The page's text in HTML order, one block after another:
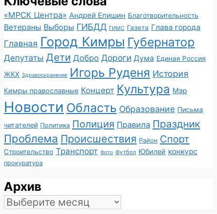
«МРСК Центра» Андрей Епишин Благотворительность
Ветераны Выборы ГИБДД ГИМС Газета Глава города
Главная Город Кимры Губернатор
Депутаты Дети Добро Дороги Дума Единая Россия
ЖКХ Здравоохранение Игорь Руденя История
Кимры православные Концерт Культура Мэр
Новости Область Образование Письма
читателей Политика Полиция Правила Праздник
Проблема Происшествия Район Спорт
Строительство Транспорт Фото Футбол Юбилей конкурс
прокуратура
Архив
Архив